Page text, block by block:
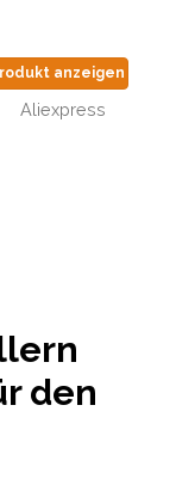
anzeigen
Aliexpress
den